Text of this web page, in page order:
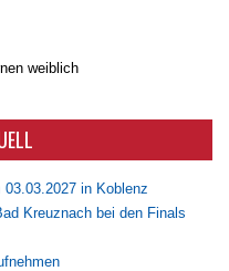
weiblich
in Koblenz
Kreuznach bei den Finals